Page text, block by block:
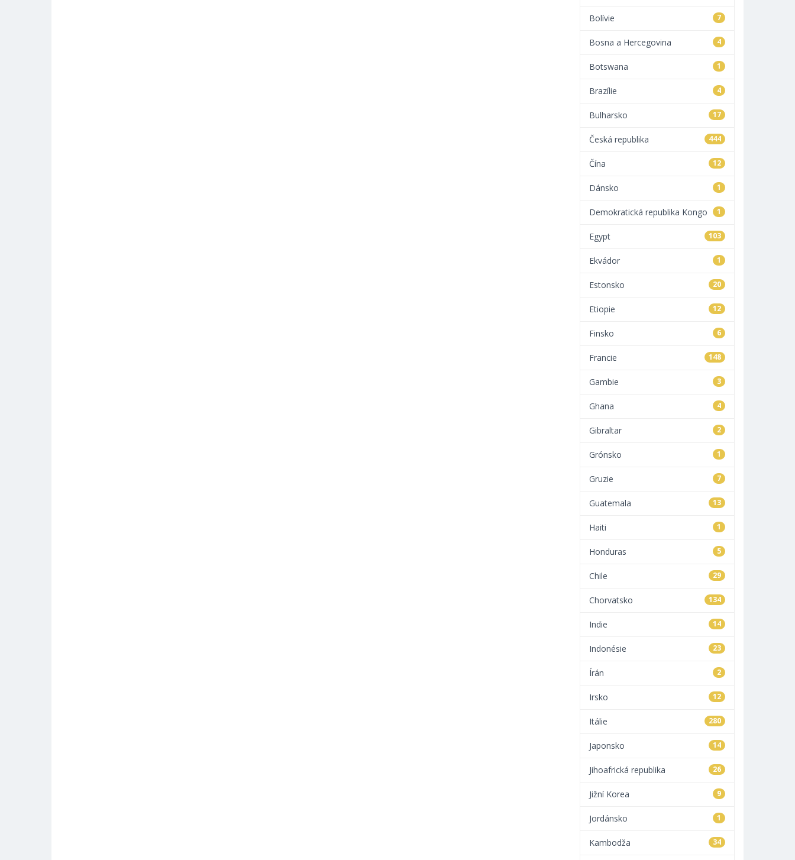
7
Bolívie
4
Bosna a Hercegovina
1
Botswana
4
Brazílie
17
Bulharsko
444
Česká republika
12
Čína
1
Dánsko
1
Demokratická republika Kongo
103
Egypt
1
Ekvádor
20
Estonsko
12
Etiopie
6
Finsko
148
Francie
3
Gambie
4
Ghana
2
Gibraltar
1
Grónsko
7
Gruzie
13
Guatemala
1
Haiti
5
Honduras
29
Chile
134
Chorvatsko
14
Indie
23
Indonésie
2
Írán
12
Irsko
280
Itálie
14
Japonsko
26
Jihoafrická republika
9
Jižní Korea
1
Jordánsko
34
Kambodža